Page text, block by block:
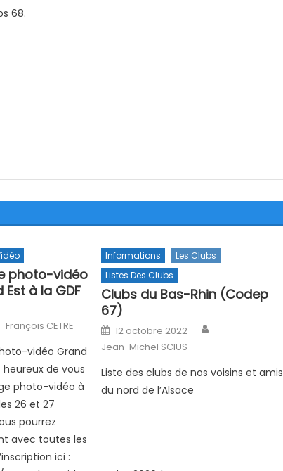
68.
photo-vidéo
à la GDF
Author
François CETRE
vidéo Grand
de vous
photo-vidéo à
26 et 27
pourrez
avec toutes les
ici :
Informations
Les Clubs
Listes Des Clubs
Clubs du Bas-Rhin (Codep
67)
Posted on
12 octobre 2022
Jean-Michel SCIUS
Liste des clubs de nos voisins et amis
du nord de l’Alsace